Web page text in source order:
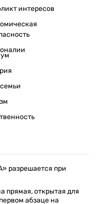
интересов
разрешается при
прямая, открытая для
абзаце на